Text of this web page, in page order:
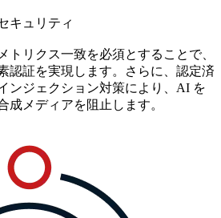
キュリティ
トリクス一致を必須とすることで、
認証を実現します。さらに、認定済
ンジェクション対策により、AI を
成メディアを阻止します。